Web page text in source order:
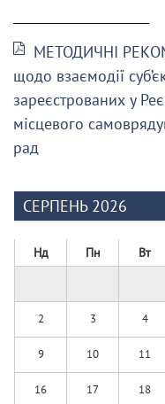
МЕТОДИЧНІ
щодо взаємодії
зареєстрованих у
місцевого
рад
СЕРПЕНЬ 2026
Нд Пн Вт
2 3 4
9 10 11
16 17 18